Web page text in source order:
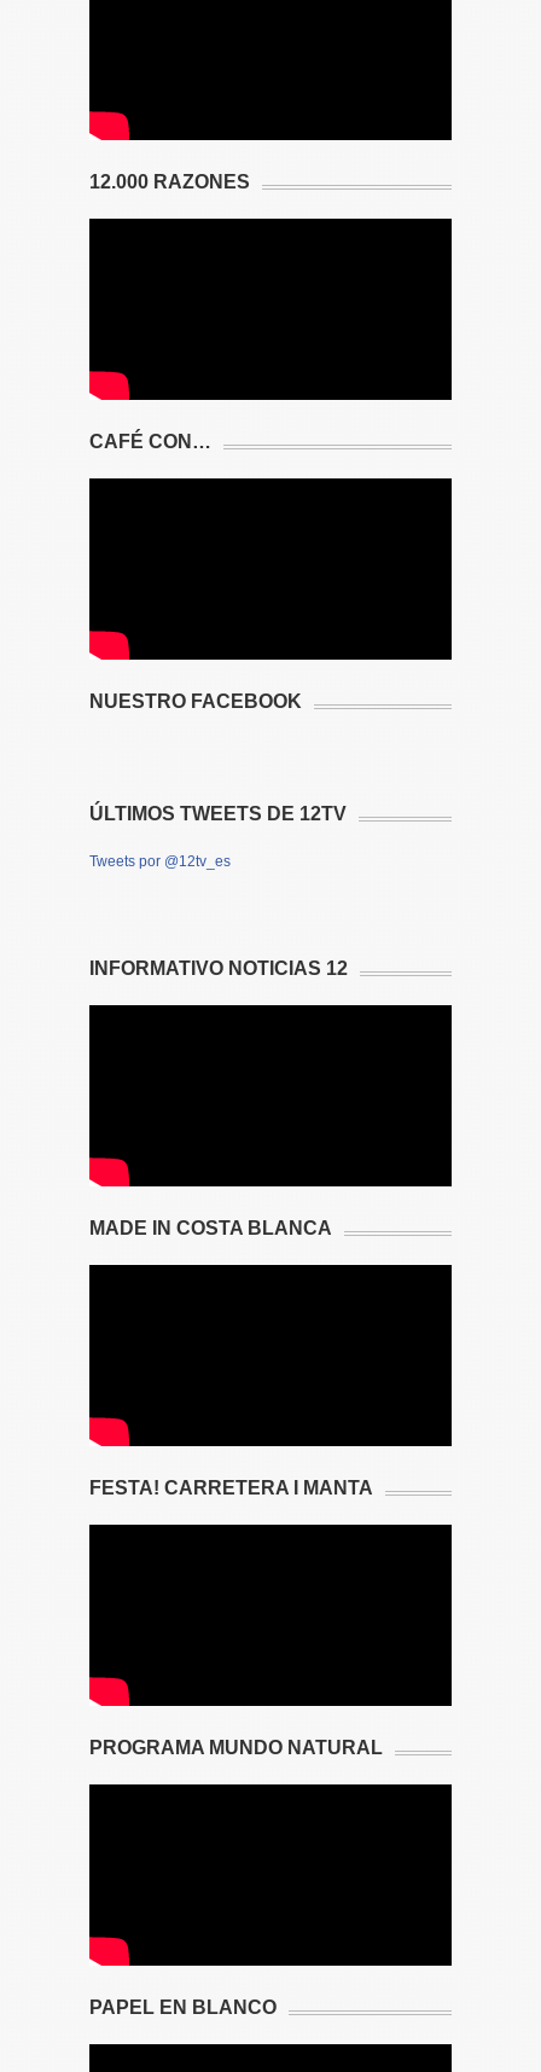
12.000 RAZONES
CAFÉ CON…
NUESTRO FACEBOOK
ÚLTIMOS TWEETS DE 12TV
Tweets por @12tv_es
INFORMATIVO NOTICIAS 12
MADE IN COSTA BLANCA
FESTA! CARRETERA I MANTA
PROGRAMA MUNDO NATURAL
PAPEL EN BLANCO